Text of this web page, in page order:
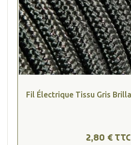
Fil Électrique Tissu Gris
2,80 € TTC